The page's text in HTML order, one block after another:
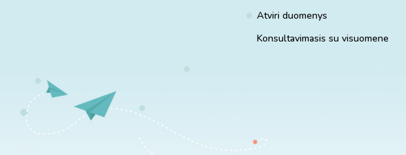
Atviri duomenys
Konsultavimasis su visuomene